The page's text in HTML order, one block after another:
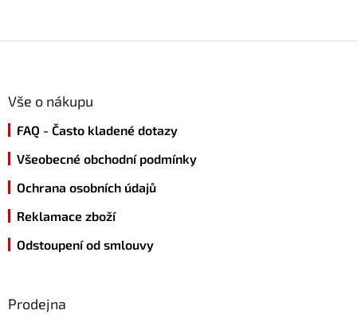
Vše o nákupu
FAQ - Často kladené dotazy
Všeobecné obchodní podmínky
Ochrana osobních údajů
Reklamace zboží
Odstoupení od smlouvy
Prodejna